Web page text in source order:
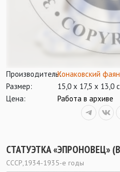
Производитель:Конаковский
Размер:
15,0 х 17,5 х 13,0
Цена:
Работа в архиве
СТАТУЭТКА «ЭПРОНОВЕЦ»
СССР,1934-1935-е годы